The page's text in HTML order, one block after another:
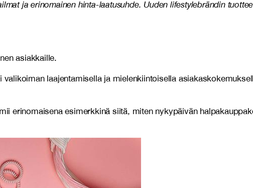
ja erinomainen hinta-laatusuhde. Uuden lifestylebrändin
asiakkaille.
laajentamisella ja mielenkiintoisella
erinomaisena esimerkkinä siitä, miten nykypäivän